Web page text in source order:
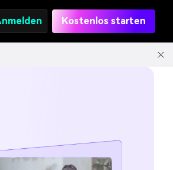
Kostenlos starten